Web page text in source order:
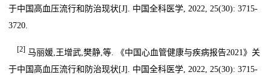
于中国高血压流行和防治现状[J]. 中国全科医学, 2022, 25(30): 3715-
3720.
[2]
马丽媛,王增武,樊静,等. 《中国心血管健康与疾病报告2021》关
于中国高血压流行和防治现状[J]. 中国全科医学, 2022, 25(30): 3715-